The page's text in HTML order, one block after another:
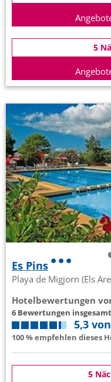
5
Es Pins
Playa de Migjorn (Els
Hotelbewertungen
6 Bewertungen insgesamt
5,3
100 % empfehlen dieses
5